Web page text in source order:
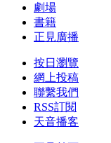
劇場
書籍
正見廣播
按日瀏覽
網上投稿
聯繫我們
RSS訂閱
天音播客